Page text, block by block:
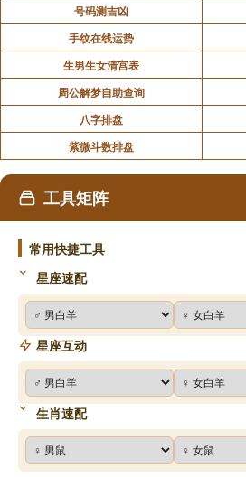
造美好的氛围，或许那属于您的
声明：部分内容来于网络，如有侵权，请
号码测吉凶
手纹在线运势
生男生女清宫表
周公解梦自助查询
八字排盘
紫微斗数排盘
工具矩阵
常用快捷工具
星座速配
星座互动
生肖速配